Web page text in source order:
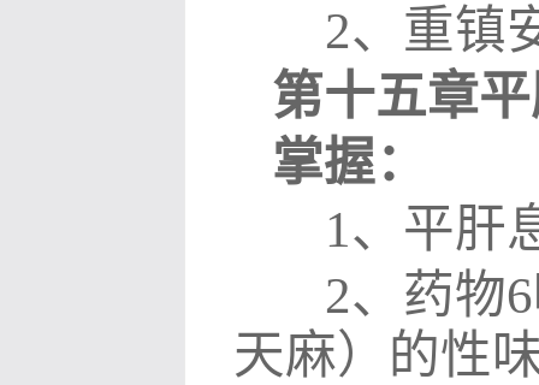
2、重镇
第十五章
掌握：
1、平肝
2、药物6
天麻）的性